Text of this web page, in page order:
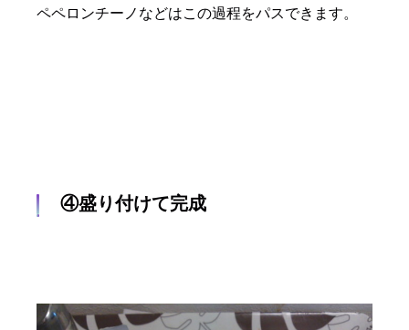
ペペロンチーノなどはこの過程をパスできます。
④盛り付けて完成